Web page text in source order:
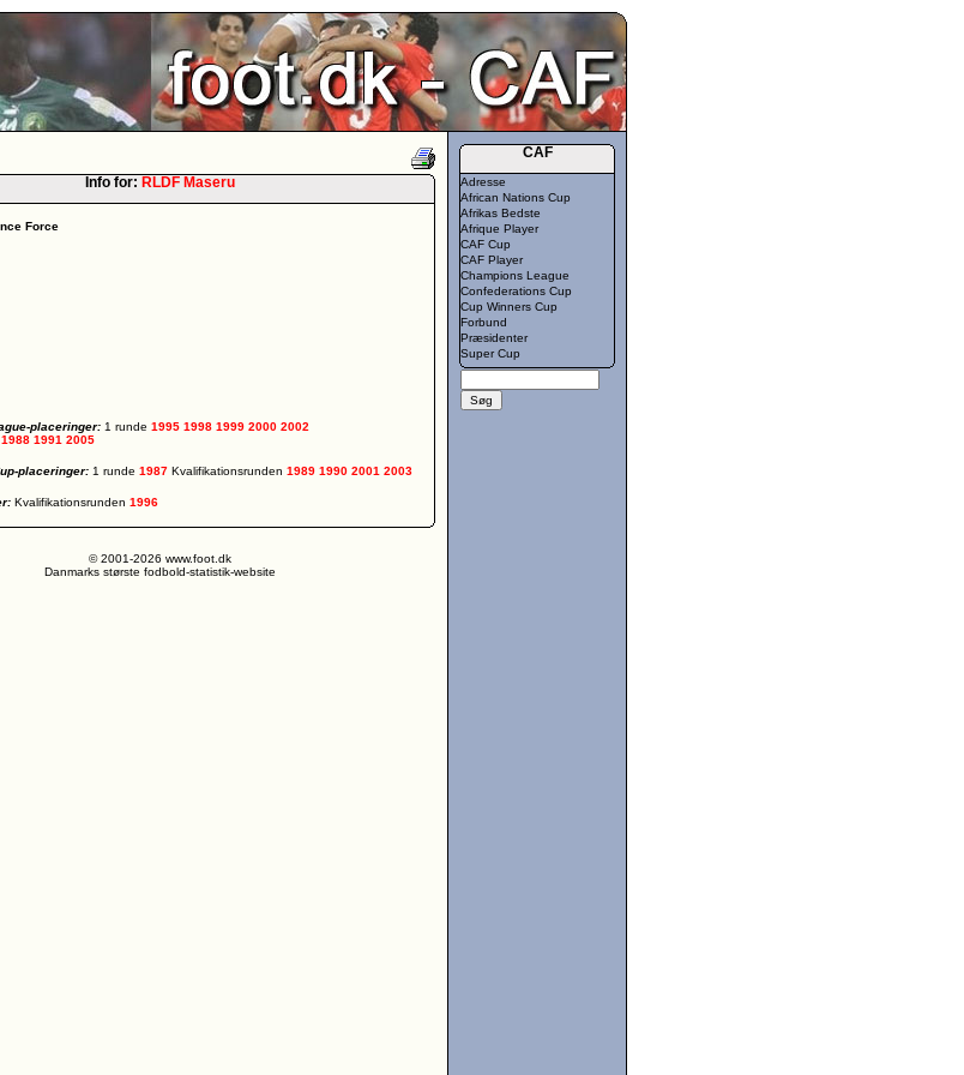
Info for: RLDF Maseru
Force
placeringer: 1 runde 1995 1998 1999 2000 2002
1988 1991 2005
placeringer: 1 runde 1987 Kvalifikationsrunden 1989 1990 2001 2003
Kvalifikationsrunden 1996
© 2001-2026 www.foot.dk
Danmarks største fodbold-statistik-website
CAF
Adresse
African Nations Cup
Afrikas Bedste
Afrique Player
CAF Cup
CAF Player
Champions League
Confederations Cup
Cup Winners Cup
Forbund
Præsidenter
Super Cup